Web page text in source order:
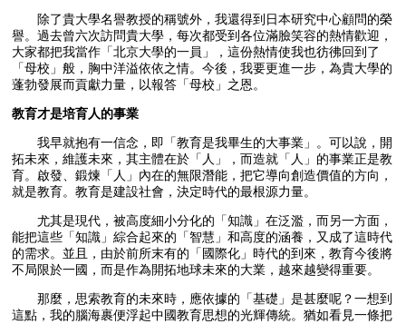
除了貴大學名譽教授的稱號外，我還得到日本研究中心顧問的榮
譽。過去曾六次訪問貴大學，每次都受到各位滿臉笑容的熱情歡迎，
大家都把我當作「北京大學的一員」，這份熱情使我也彷彿回到了
「母校」般，胸中洋溢依依之情。今後，我要更進一步，為貴大學的
蓬勃發展而貢獻力量，以報答「母校」之恩。
教育才是培育人的事業
我早就抱有一信念，即「教育是我畢生的大事業」。可以說，開
拓未來，維護未來，其主體在於「人」，而造就「人」的事業正是教
育。啟發、鍛煉「人」內在的無限潛能，把它導向創造價值的方向，
就是教育。教育是建設社會，決定時代的最根源力量。
尤其是現代，被高度細小分化的「知識」在泛濫，而另一方面，
能把這些「知識」綜合起來的「智慧」和高度的涵養，又成了這時代
的需求。並且，由於前所末有的「國際化」時代的到來，教育今後將
不局限於一國，而是作為開拓地球未來的大業，越來越變得重要。
那麼，思索教育的未來時，應依據的「基礎」是甚麼呢？一想到
這點，我的腦海裹便浮起中國教育思想的光輝傳統。猶如看見一條把